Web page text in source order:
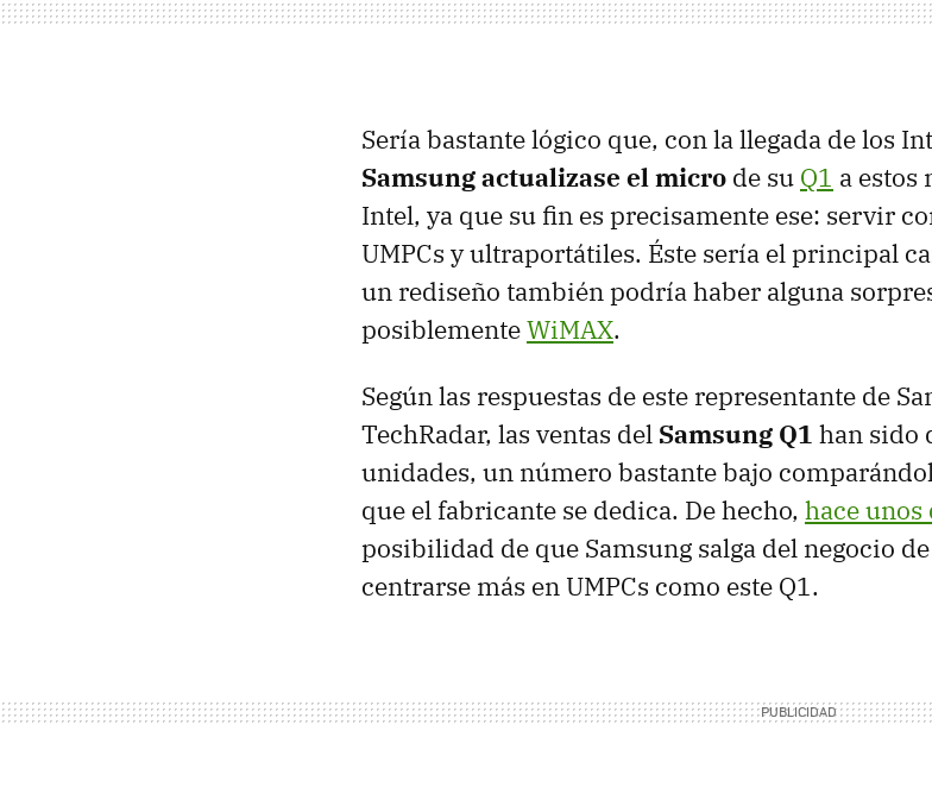
Sería bastante lógico que, con la llegada de los
Samsung actualizase el micro de su Q1 a estos
Intel, ya que su fin es precisamente ese: servir
UMPCs y ultraportátiles. Éste sería el principal
un rediseño también podría haber alguna
posiblementeWiMAX.
Según las respuestas de este representante de
TechRadar, las ventas del Samsung Q1 han sido
unidades, un número bastante bajo
que el fabricante se dedica. De hecho, hace
posibilidad de que Samsung salga del negocio
centrarse más en UMPCs como este Q1.